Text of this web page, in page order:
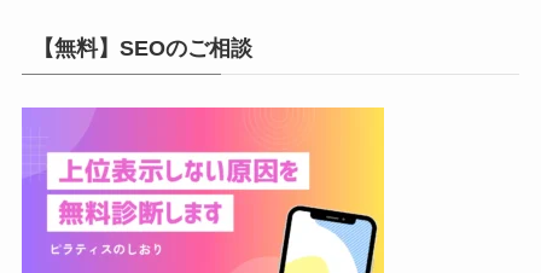
【無料】SEOのご相談